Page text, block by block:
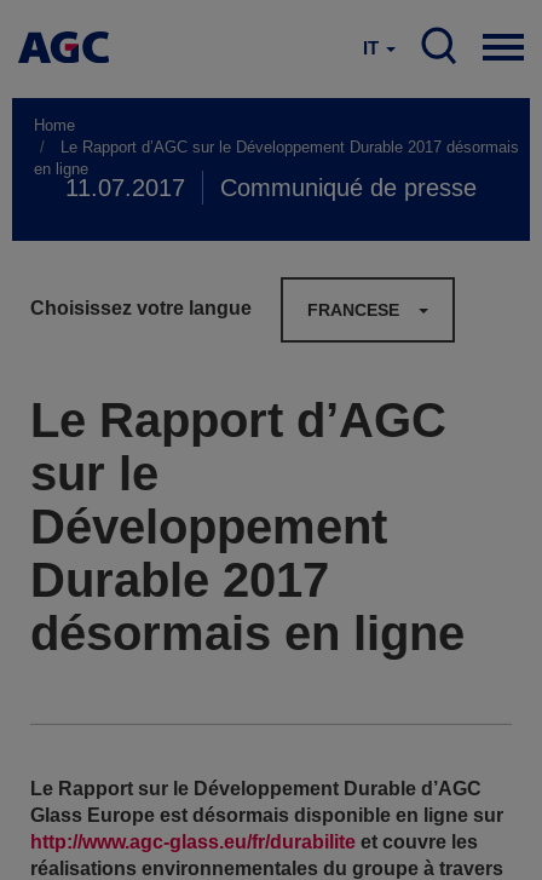
IT
Home
Le Rapport d’AGC sur le Développement Durable 2017 désormais
en ligne
11.07.2017 Communiqué de presse
Choisissez votre langue FRANCESE
Le Rapport d’AGC
sur le
Développement
Durable 2017
désormais en ligne
Le Rapport sur le Développement Durable d’AGC
Glass Europe est désormais disponible en ligne sur
http://www.agc-glass.eu/fr/durabilite et couvre les
réalisations environnementales du groupe à travers